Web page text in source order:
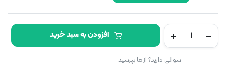
هوای
کلوت
افزودن به سبد خرید
سوالی دارید؟ از ما بپرسید